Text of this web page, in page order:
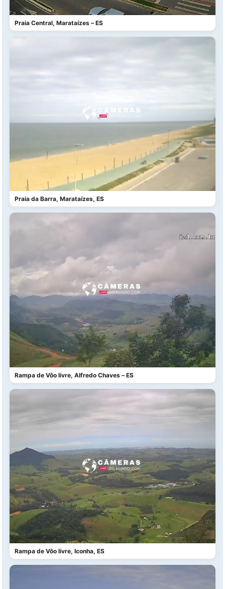
Praia Central, Marataízes – ES
Praia da Barra, Marataízes, ES
Rampa de Vôo livre, Alfredo Chaves – ES
Rampa de Vôo livre, Iconha, ES